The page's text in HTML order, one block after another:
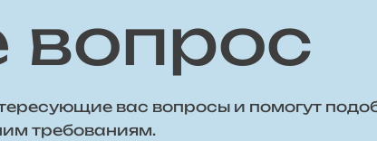
вопрос
вас вопросы и помогут
требованиям.